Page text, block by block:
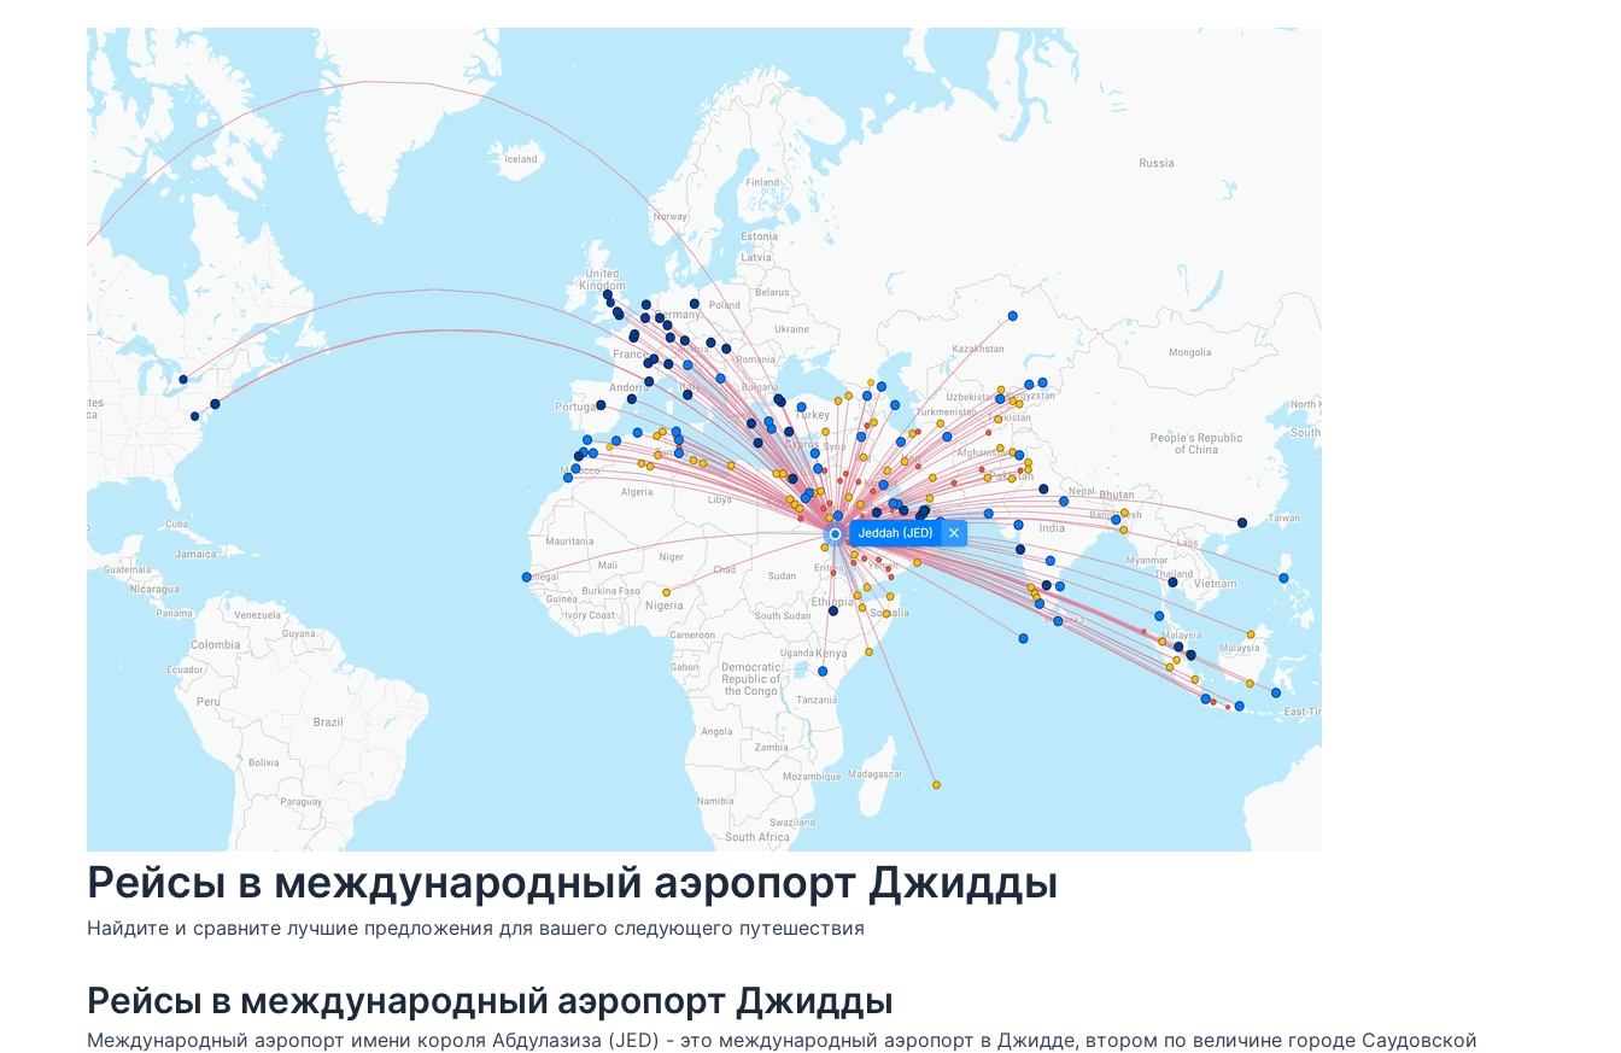
Рейсы в международный аэропорт Джидды
Найдите и сравните лучшие предложения для вашего следующего путешествия
Рейсы в международный аэропорт Джидды
Международный аэропорт имени короля Абдулазиза (JED) - это международный аэропорт в Джидде, втором по величине городе Саудовской